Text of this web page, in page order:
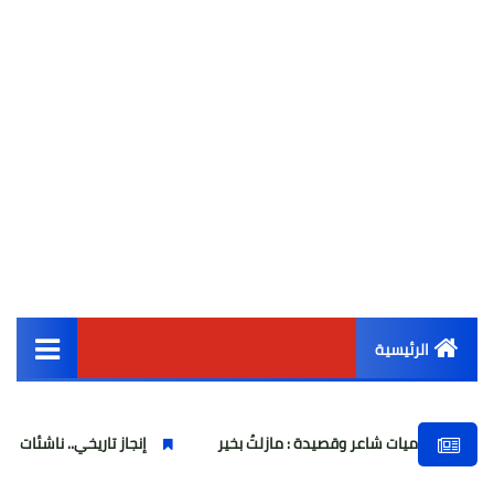
الرئيسية
أخبار مصر
شاعر وقصيدة : مازلتُ بخير إنجاز تاريخي.. ناشئات كرة اليد